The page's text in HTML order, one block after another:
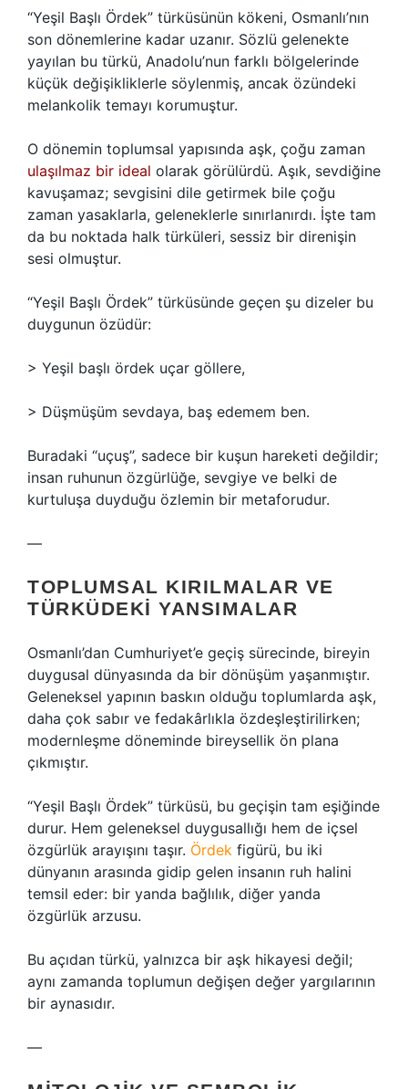
“Yeşil Başlı Ördek” türküsünün kökeni, Osmanlı’nın
son dönemlerine kadar uzanır. Sözlü gelenekte
yayılan bu türkü, Anadolu’nun farklı bölgelerinde
küçük değişikliklerle söylenmiş, ancak özündeki
melankolik temayı korumuştur.
O dönemin toplumsal yapısında aşk, çoğu zaman
ulaşılmaz bir ideal olarak görülürdü. Aşık, sevdiğine
kavuşamaz; sevgisini dile getirmek bile çoğu
zaman yasaklarla, geleneklerle sınırlanırdı. İşte tam
da bu noktada halk türküleri, sessiz bir direnişin
sesi olmuştur.
“Yeşil Başlı Ördek” türküsünde geçen şu dizeler bu
duygunun özüdür:
> Yeşil başlı ördek uçar göllere,
> Düşmüşüm sevdaya, baş edemem ben.
Buradaki “uçuş”, sadece bir kuşun hareketi değildir;
insan ruhunun özgürlüğe, sevgiye ve belki de
kurtuluşa duyduğu özlemin bir metaforudur.
—
TOPLUMSAL KIRILMALAR VE
TÜRKÜDEKI YANSIMALAR
Osmanlı’dan Cumhuriyet’e geçiş sürecinde, bireyin
duygusal dünyasında da bir dönüşüm yaşanmıştır.
Geleneksel yapının baskın olduğu toplumlarda aşk,
daha çok sabır ve fedakârlıkla özdeşleştirilirken;
modernleşme döneminde bireysellik ön plana
çıkmıştır.
“Yeşil Başlı Ördek” türküsü, bu geçişin tam eşiğinde
durur. Hem geleneksel duygusallığı hem de içsel
özgürlük arayışını taşır. Ördek figürü, bu iki
dünyanın arasında gidip gelen insanın ruh halini
temsil eder: bir yanda bağlılık, diğer yanda
özgürlük arzusu.
Bu açıdan türkü, yalnızca bir aşk hikayesi değil;
aynı zamanda toplumun değişen değer yargılarının
bir aynasıdır.
—